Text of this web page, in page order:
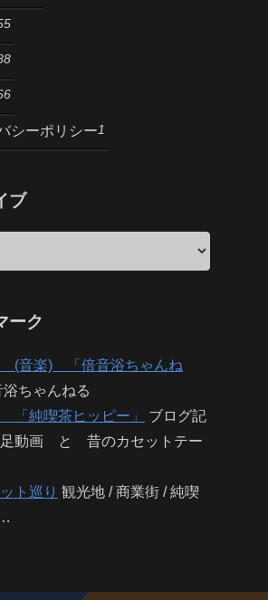
シーポリシー1
ブ
ーク
(音楽) 「倍音浴ちゃんね
浴ちゃんねる
「純喫茶ヒッピー」
ブログ記
足動画 と 昔のカセットテー
ト巡り 観光地 / 商業街 / 純喫